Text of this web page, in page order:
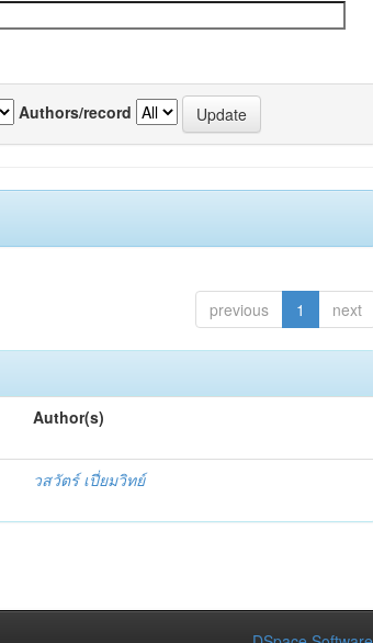
Authors/record
previous 1 next
Author(s)
วสวัตร์ เปี่ยมวิทย์